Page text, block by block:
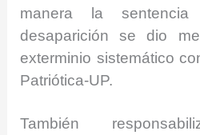
manera la
desaparición se dio
exterminio sistemático
Patriótica-UP.
También